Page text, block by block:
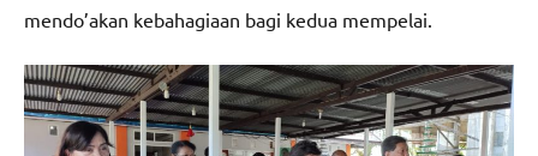
mendo’akan kebahagiaan bagi kedua mempelai.